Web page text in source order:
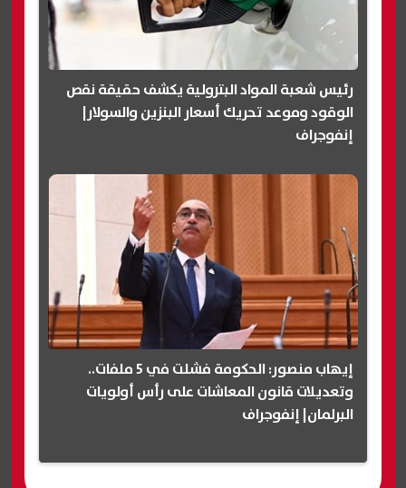
رئيس شعبة المواد البترولية يكشف حقيقة نقص
الوقود وموعد تحريك أسعار البنزين والسولار|
إنفوجراف
إيهاب منصور: الحكومة فشلت في 5 ملفات..
وتعديلات قانون المعاشات على رأس أولويات
البرلمان| إنفوجراف